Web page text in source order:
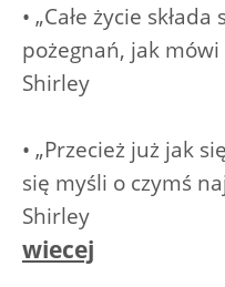
• „Całe życie
pożegnań, jak mówi
Shirley
• „Przecież już jak
się myśli o czymś
Shirley
wiecej